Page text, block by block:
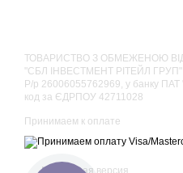
ТОВАРИСТВО З ОБМЕЖЕНОЮ
"СБЛ ІНВЕСТМЕНТ РІТЕЙЛ ГРУП"
Р/р 26006055762969, у банку
код за ЄДРПОУ 42711028
Принимаем к оплате
Мобильная версия